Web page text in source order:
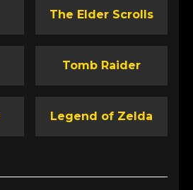
The Elder Scrolls
Tomb Raider
Legend of Zelda